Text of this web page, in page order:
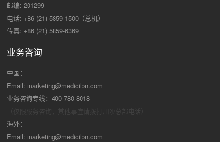
邮编: 201299
电话: +86 (21) 5859-1500（总机）
传真: +86 (21) 5859-6369
业务咨询
中国：
Email: marketing@medicilon.com
业务咨询专线：400-780-8018
海外：
Email: marketing@medicilon.com